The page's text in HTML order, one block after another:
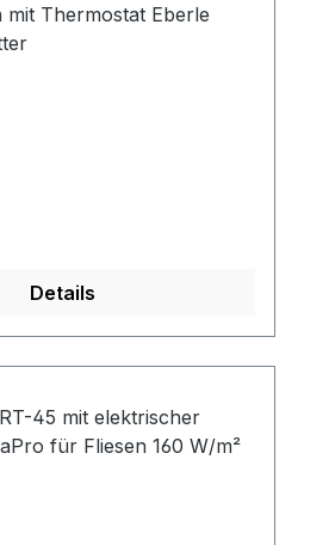
mit Thermostat Eberle
Details